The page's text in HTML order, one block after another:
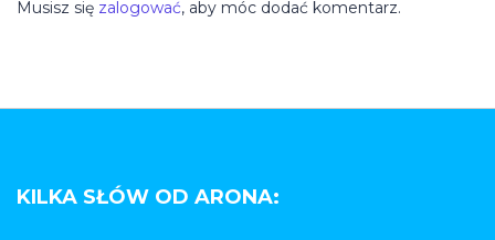
Musisz się zalogować, aby móc dodać komentarz.
KILKA SŁÓW OD ARONA: